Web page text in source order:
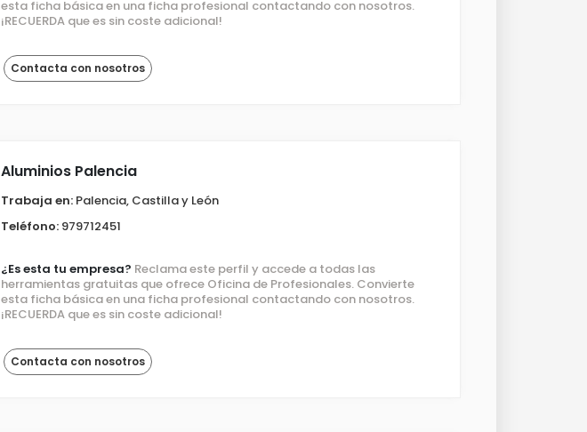
esta ficha básica en una ficha profesional contactando con nosotros.
¡RECUERDA que es sin coste adicional!
Contacta con nosotros
Aluminios Palencia
Trabaja en: Palencia, Castilla y León
Teléfono: 979712451
¿Es esta tu empresa? Reclama este perfil y accede a todas las
herramientas gratuitas que ofrece Oficina de Profesionales. Convierte
esta ficha básica en una ficha profesional contactando con nosotros.
¡RECUERDA que es sin coste adicional!
Contacta con nosotros